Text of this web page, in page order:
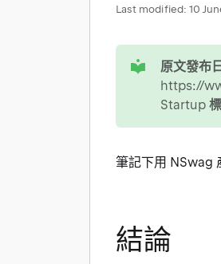
Last modified: 10
原文發布
https://
Startup
筆記下用 NSwag
結論